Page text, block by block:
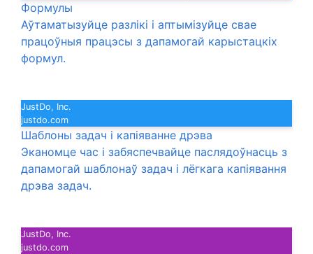
Формулы
Аўтаматызуйце разлікі і аптымізуйце свае
працоўныя працэсы з дапамогай карыстацкіх
формул.
JustDo, Inc.
justdo.com
Шаблоны задач і капіяванне дрэва
Эканомце час і забяспечвайце паслядоўнасць з
дапамогай шаблонаў задач і лёгкага капіявання
дрэва задач.
JustDo, Inc.
justdo.com